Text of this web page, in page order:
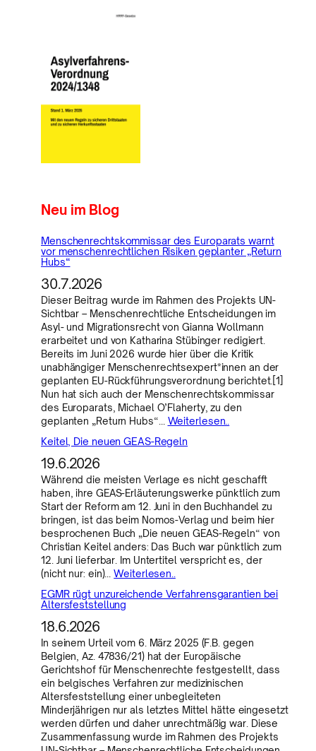
Neu im Blog
Menschenrechtskommissar des Europarats warnt
vor menschenrechtlichen Risiken geplanter „Return
Hubs“
30.7.2026
Dieser Beitrag wurde im Rahmen des Projekts UN-
Sichtbar – Menschenrechtliche Entscheidungen im
Asyl- und Migrationsrecht von Gianna Wollmann
erarbeitet und von Katharina Stübinger redigiert.
Bereits im Juni 2026 wurde hier über die Kritik
unabhängiger Menschenrechtsexpert*innen an der
geplanten EU-Rückführungsverordnung berichtet.[1]
Nun hat sich auch der Menschenrechtskommissar
des Europarats, Michael O’Flaherty, zu den
geplanten „Return Hubs“… Weiterlesen..
Keitel, Die neuen GEAS-Regeln
19.6.2026
Während die meisten Verlage es nicht geschafft
haben, ihre GEAS-Erläuterungswerke pünktlich zum
Start der Reform am 12. Juni in den Buchhandel zu
bringen, ist das beim Nomos-Verlag und beim hier
besprochenen Buch „Die neuen GEAS-Regeln“ von
Christian Keitel anders: Das Buch war pünktlich zum
12. Juni lieferbar. Im Untertitel verspricht es, der
(nicht nur: ein)…Weiterlesen..
EGMR rügt unzureichende Verfahrensgarantien bei
Altersfeststellung
18.6.2026
In seinem Urteil vom 6. März 2025 (F.B. gegen
Belgien, Az. 47836/21) hat der Europäische
Gerichtshof für Menschenrechte festgestellt, dass
ein belgisches Verfahren zur medizinischen
Altersfeststellung einer unbegleiteten
Minderjährigen nur als letztes Mittel hätte eingesetzt
werden dürfen und daher unrechtmäßig war. Diese
Zusammenfassung wurde im Rahmen des Projekts